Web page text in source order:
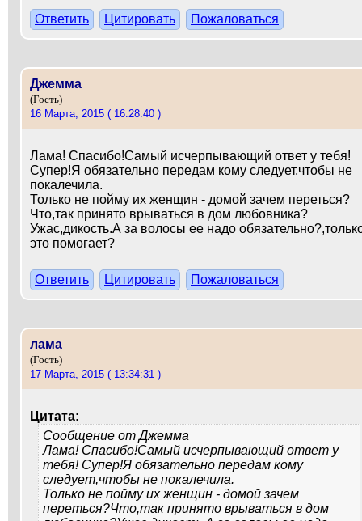
Ответить Цитировать Пожаловаться
Джемма
(Гость)
16 Марта, 2015 ( 16:28:40 )
Лама! Спасибо!Самый исчерпывающий ответ у тебя!
Супер!Я обязательно передам кому следует,чтобы не
покалечила.
Только не пойму их женщин - домой зачем переться?
Что,так принято врываться в дом любовника?
Ужас,дикость.А за волосы ее надо
это помогает?
Ответить Цитировать Пожаловаться
лама
(Гость)
17 Марта, 2015 ( 13:34:31 )
Цитата:
Сообщение отДжемма
Лама! Спасибо!Самый исчерпывающий ответ у
тебя! Супер!Я обязательно передам кому
следует,чтобы не покалечила.
Только не пойму их женщин - домой зачем
переться?Что,так принято врываться в дом